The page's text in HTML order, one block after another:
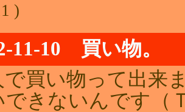
)
11-10 買い物。
で買い物って出来
できないんです（